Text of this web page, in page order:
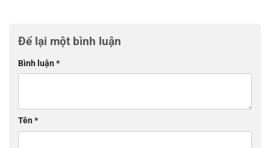
Để lại một bình luận
Bình luận*
Tên*